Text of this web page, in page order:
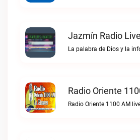
Jazmín Radio Live
Radio Oriente
Radio Oriente 1100 AM